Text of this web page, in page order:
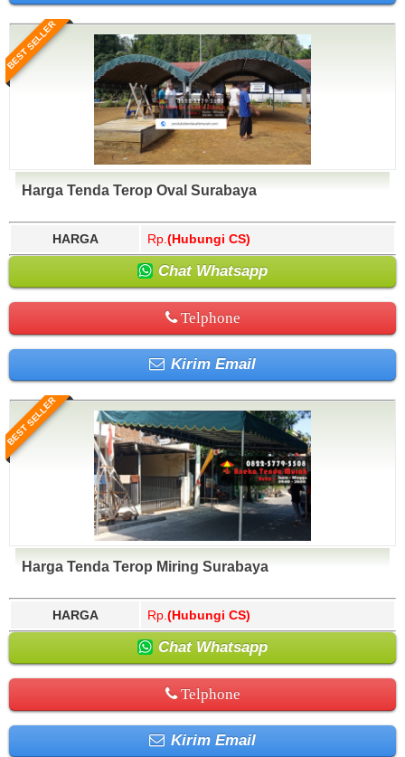
BEST SELLER
Harga Tenda Terop Oval Surabaya
HARGA Rp. (Hubungi CS)
Chat Whatsapp
Telphone
Kirim Email
BEST SELLER
Harga Tenda Terop Miring Surabaya
HARGA Rp. (Hubungi CS)
Chat Whatsapp
Telphone
Kirim Email